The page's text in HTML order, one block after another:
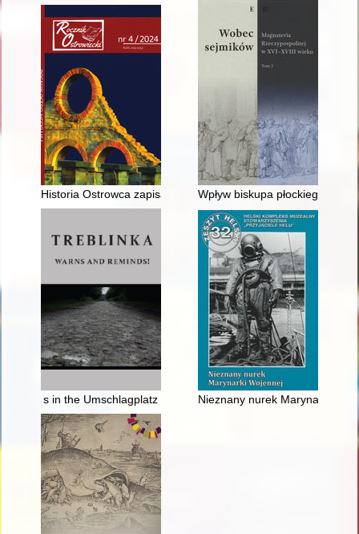
Historia Ostrowca zapisana w dziennikuWpływ biskupa płockiego
s in the Umschlagplatz Nieznany nurek Marynarki